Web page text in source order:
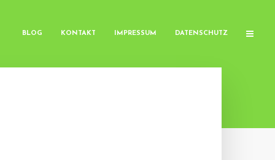
BLOG KONTAKT IMPRESSUM DATENSCHUTZ